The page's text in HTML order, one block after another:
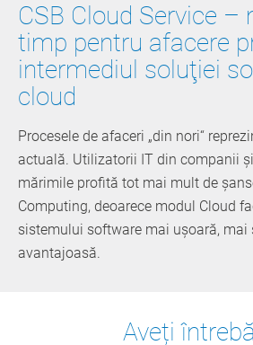
CSB Cloud Service –
timp pentru afacere
intermediul soluţiei
cloud
Procesele de afaceri „din nori“
actuală. Utilizatorii IT din companii
mărimile profită tot mai mult de
Computing, deoarece modul Cloud
sistemului software mai uşoară, mai
avantajoasă.
Aveți